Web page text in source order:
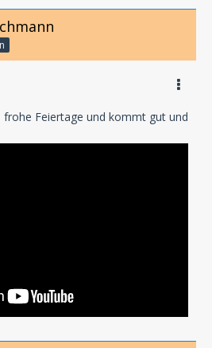
frohe Feiertage und kommt gut und